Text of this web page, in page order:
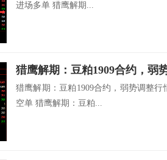
进场多单 猎鹰解期...
猎鹰解期：豆粕1909合约，弱势调整行
空单 猎鹰解期：豆粕...